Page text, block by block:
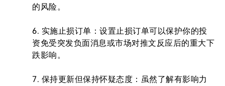
的风险。
6. 实施止损订单：设置止损订单可以保护你的投
资免受突发负面消息或市场对推文反应后的重大下
跌影响。
7. 保持更新但保持怀疑态度：虽然了解有影响力